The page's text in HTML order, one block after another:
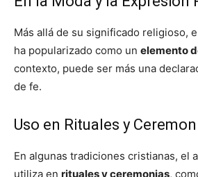
Más allá de su significado religioso,
ha popularizado como un elemento
contexto, puede ser más una
de fe.
Uso en Rituales y
En algunas tradiciones cristianas, el
utiliza en rituales y ceremonias,